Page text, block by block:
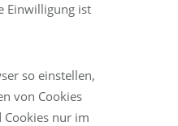
Einwilligung ist
so einstellen,
von Cookies
nur im